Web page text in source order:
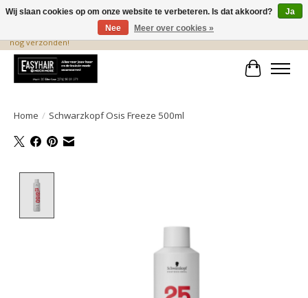
De beste produkten staan hier! Voor 15.00 uur besteld, wordt dezelfde dag
nog verzonden!
Home / Schwarzkopf Osis Freeze 500ml
Wij slaan cookies op om onze website te verbeteren. Is dat akkoord?
Ja
Nee
Meer over cookies »